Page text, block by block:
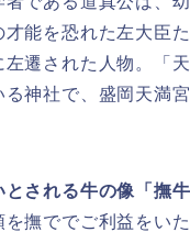
能を恐れた左大臣
遷された人物。「
神社で、盛岡天満
される牛の像「撫牛
撫ででご利益をい